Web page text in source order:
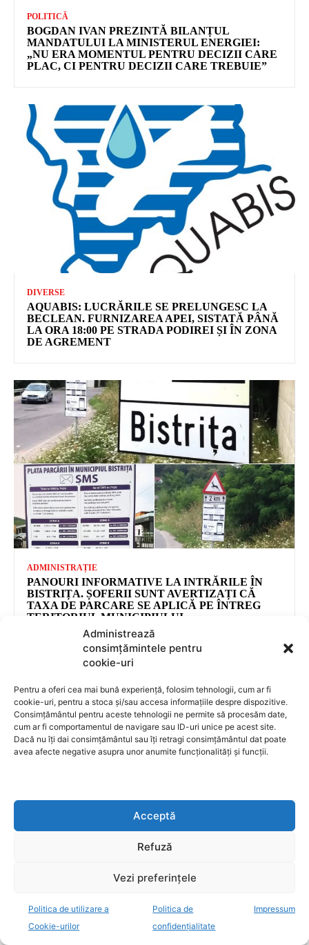
Administrează
consimțămintele pentru
cookie-uri
Pentru a oferi cea mai bună experiență, folosim tehnologii, cum ar fi
cookie-uri, pentru a stoca și/sau accesa informațiile despre dispozitive.
Consimțământul pentru aceste tehnologii ne permite să procesăm date,
cum ar fi comportamentul de navigare sau ID-uri unice pe acest site.
Dacă nu îți dai consimțământul sau îți retragi consimțământul dat poate
avea afecte negative asupra unor anumite funcționalități și funcții.
Acceptă
Refuză
Vezi preferințele
Politica de utilizare a
Cookie-urilor
Politica de
confidențialitate
Impressum